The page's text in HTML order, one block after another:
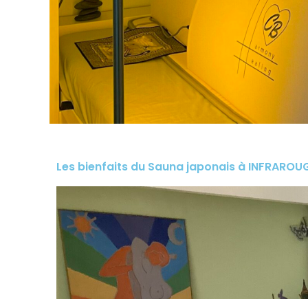
Les bienfaits du Sauna japonais à